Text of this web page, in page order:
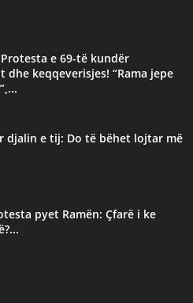
Protesta e 69-të kundër
dhe keqqeverisjes! “Rama jepe
djalin e tij: Do të bëhet lojtar më
pyet Ramën: Çfarë i ke